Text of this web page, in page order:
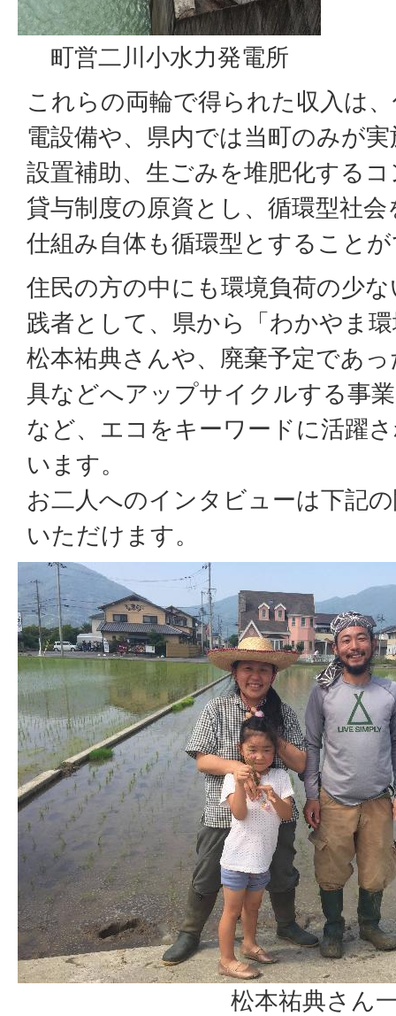
町営二川小水力発電所
これらの両輪で得られた収入は
電設備や、県内では当町のみが
設置補助、生ごみを堆肥化する
貸与制度の原資とし、循環型社
仕組み自体も循環型とすること
住民の方の中にも環境負荷の少
践者として、県から「わかやま
松本祐典さんや、廃棄予定であ
具などへアップサイクルする事
など、エコをキーワードに活躍
います。
お二人へのインタビューは下記
いただけます。
松本祐典さん